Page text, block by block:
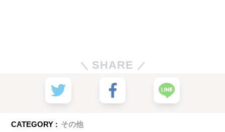
SHARE
CATEGORY : その他